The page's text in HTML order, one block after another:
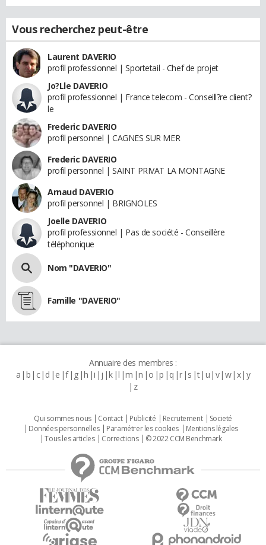
Vous recherchez peut-être
Laurent DAVERIO
profil professionnel | Sportetail - Chef de projet
Jo?Lle DAVERIO
profil professionnel | France telecom - Conseill?re client?
le
Frederic DAVERIO
profil personnel | CAGNES SUR MER
Frederic DAVERIO
profil personnel | SAINT PRIVAT LA MONTAGNE
Arnaud DAVERIO
profil personnel | BRIGNOLES
Joelle DAVERIO
profil professionnel | Pas de société - Conseillère
téléphonique
Nom "DAVERIO"
Famille "DAVERIO"
Annuaire des membres :
a b c d e f g h i j k l m n o p q r s t u v w x y
z
Qui sommes nous Contact Publicité Recrutement
Societé
Données personnelles
Paramétrer les cookies
Mentions légales
Tous les articles
Corrections © 2022 CCM Benchmark